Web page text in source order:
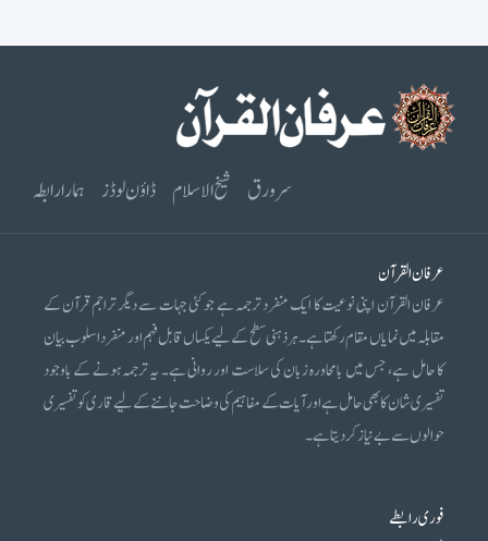
سرورق شیخ الاسلام ڈاؤن لوڈز ہمارا رابطہ
عرفان القرآن
عرفان القرآن اپنی نوعیت کا ایک منفرد ترجمہ ہے جو کئی جہات سے دیگر تراجم قرآن کے
مقابلہ میں نمایاں مقام رکھتا ہے۔ ہر ذہنی سطح کے لیے یکساں قابل فہم اور منفرد اسلوب بیان
کا حامل ہے، جس میں بامحاورہ زبان کی سلاست اور روانی ہے۔ یہ ترجمہ ہونے کے باوجود
تفسیری شان کا بھی حامل ہے اور آیات کے مفاہیم کی وضاحت جاننے کے لیے قاری کو تفسیری
حوالوں سے بے نیاز کر دیتا ہے۔
فوری رابطے